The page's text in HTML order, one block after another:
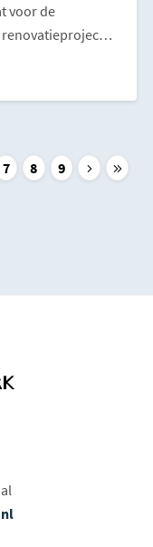
voor de
7 8 9